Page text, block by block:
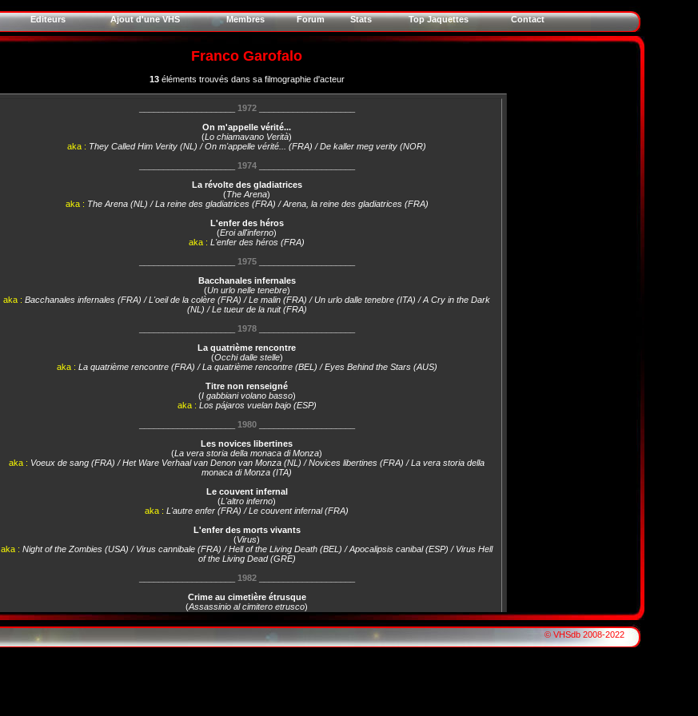
Editeurs Ajout d'une VHS Membres Forum Stats Top Jaquettes Contact
Franco Garofalo
13éléments trouvés dans sa filmographie d'acteur
1972____________________
On m'appelle vérité...
(Lo chiamavano Verità)
aka : They Called Him Verity (NL) / On m'appelle vérité... (FRA) / De kaller meg verity (NOR)
1974____________________
La révolte des gladiatrices
(The Arena)
aka : The Arena (NL) / La reine des gladiatrices (FRA) / Arena, la reine des gladiatrices (FRA)
L'enfer des héros
(Eroi all'inferno)
aka : L'enfer des héros (FRA)
1975____________________
Bacchanales infernales
(Un urlo nelle tenebre)
aka : Bacchanales infernales (FRA) / L'oeil de la colère (FRA) / Le malin (FRA) / Un urlo dalle tenebre (ITA) / A Cry in the Dark
(NL) / Le tueur de la nuit (FRA)
1978____________________
La quatrième rencontre
(Occhi dalle stelle)
aka : La quatrième rencontre (FRA) / La quatrième rencontre (BEL) / Eyes Behind the Stars (AUS)
Titre non renseigné
(I gabbiani volano basso)
aka : Los pájaros vuelan bajo (ESP)
1980____________________
Les novices libertines
(La vera storia della monaca di Monza)
aka : Voeux de sang (FRA) / Het Ware Verhaal van Denon van Monza (NL) / Novices libertines (FRA) / La vera storia della
monaca di Monza (ITA)
Le couvent infernal
(L'altro inferno)
aka : L'autre enfer (FRA) / Le couvent infernal (FRA)
L'enfer des morts vivants
(Virus)
aka : Night of the Zombies (USA) / Virus cannibale (FRA) / Hell of the Living Death (BEL) / Apocalipsis canibal (ESP) / Virus Hell
of the Living Dead (GRE)
1982____________________
Crime au cimetière étrusque
(Assassinio al cimitero etrusco)
aka :Crime au cimetière étrusque (FRA) / Crimes au cimetière étrusque (FRA)
____________________
© VHSdb 2008-2022